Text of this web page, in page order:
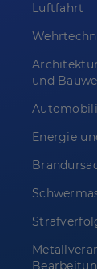
Luftfahrt
und
Energie